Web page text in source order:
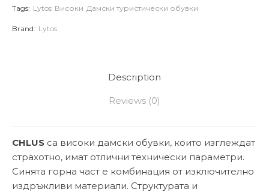
Tags: Lytos Високи Дамски туристически обувки
Brand: Lytos
Description
Reviews (0)
CHLUS са високи дамски обувки, които изглеждат
страхотно, имат отлични технически параметри.
Синята горна част е комбинация от изключително
издръжливи материали. Структурата и